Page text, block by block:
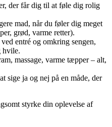
der får dig til at føle dig rolig
mad, når du føler dig meget
grød, varme retter).
entré og omkring sengen,
hvile.
massage, varme tæpper – alt,
sige ja og nej på en måde, der
styrke din oplevelse af